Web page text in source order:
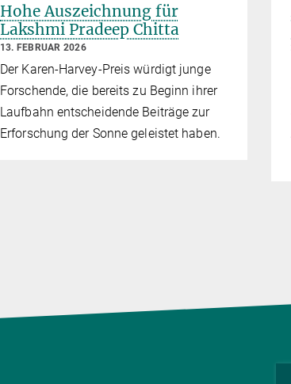
Hohe Auszeichnung für
Lakshmi Pradeep Chitta
13. FEBRUAR 2026
Der Karen-Harvey-Preis würdigt junge
Forschende, die bereits zu Beginn ihrer
Laufbahn entscheidende Beiträge zur
Erforschung der Sonne geleistet haben.